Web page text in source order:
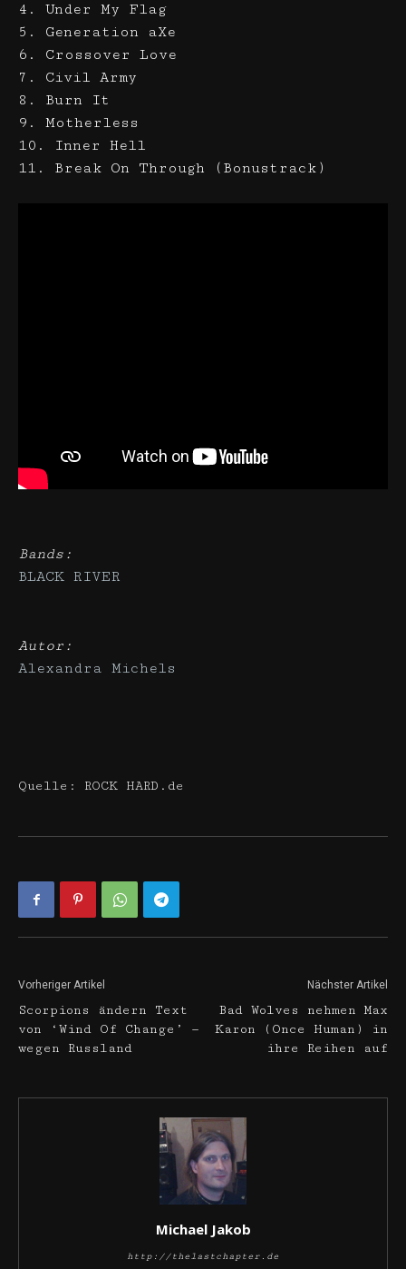
4. Under My Flag
5. Generation aXe
6. Crossover Love
7. Civil Army
8. Burn It
9. Motherless
10. Inner Hell
11. Break On Through (Bonustrack)
Bands:
BLACK RIVER
Autor:
Alexandra Michels
Quelle: ROCK HARD.de
Vorheriger Artikel
Scorpions ändern Text
von ‘Wind Of Change’ —
wegen Russland
Nächster Artikel
Bad Wolves nehmen Max
Karon (Once Human) in
ihre Reihen auf
Michael Jakob
http://thelastchapter.de